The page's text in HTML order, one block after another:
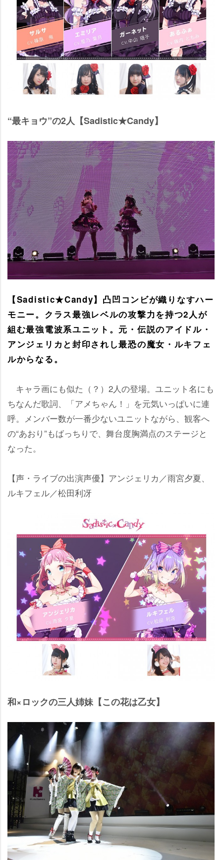
“最キョウ”の2人【Sadistic★Candy】
【Sadistic★Candy】凸凹コンビが織りなすハー
モニー。クラス最強レベルの攻撃力を持つ2人が
組む最強電波系ユニット。元・伝説のアイドル・
アンジェリカと封印されし最恐の魔女・ルキフェ
ルからなる。
キャラ画にも似た（？）2人の登場。ユニット名にも
ちなんだ歌詞、「アメちゃん！」を元気いっぱいに連
呼。メンバー数が一番少ないユニットながら、観客へ
の“あおり”もばっちりで、舞台度胸満点のステージと
なった。
【声・ライブの出演声優】アンジェリカ／雨宮夕夏、
ルキフェル／松田利冴
和×ロックの三人姉妹【この花は乙女】